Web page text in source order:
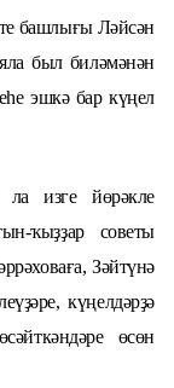
башлығы Ләйсән
был биләмәнән
эшкә бар күңел
изге йөрәкле
ҡыҙҙар советы
Зәйтүнә
күңелдәрҙә
өсөн